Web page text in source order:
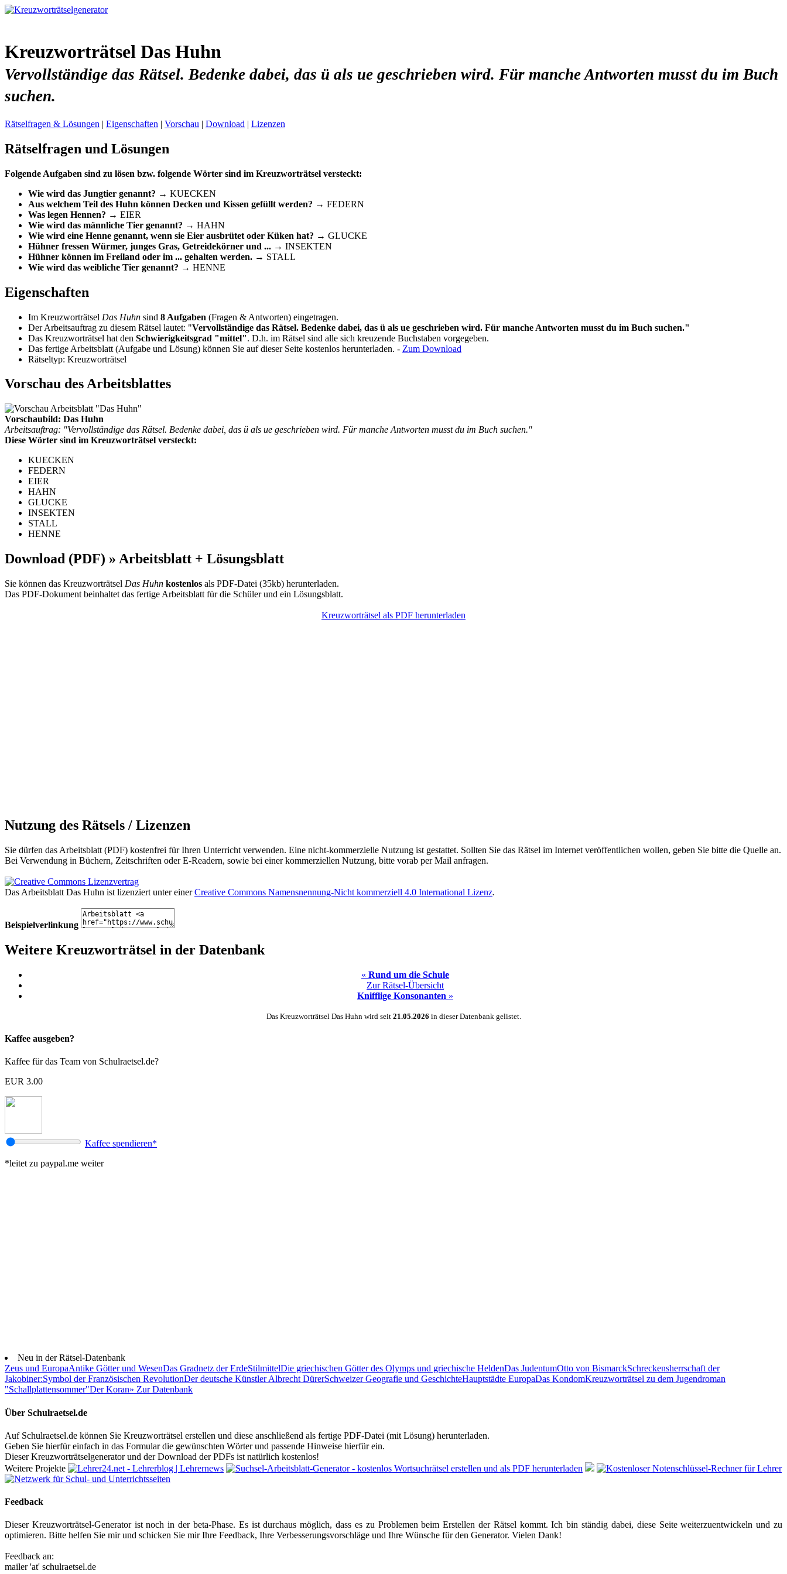
Kreuzworträtsel Das Huhn
Vervollständige das Rätsel. Bedenke dabei, das ü als ue geschrieben wird. Für manche Antworten musst du im Buch
suchen.
Rätselfragen & Lösungen | Eigenschaften | Vorschau | Download | Lizenzen
Rätselfragen und Lösungen
Folgende Aufgaben sind zu lösen bzw. folgende Wörter sind im Kreuzworträtsel versteckt:
Wie wird das Jungtier genannt? → KUECKEN
Aus welchem Teil des Huhn können Decken und Kissen gefüllt werden? → FEDERN
Was legen Hennen? → EIER
Wie wird das männliche Tier genannt? → HAHN
Wie wird eine Henne genannt, wenn sie Eier ausbrütet oder Küken hat? → GLUCKE
Hühner fressen Würmer, junges Gras, Getreidekörner und ... → INSEKTEN
Hühner können im Freiland oder im ... gehalten werden. → STALL
Wie wird das weibliche Tier genannt? → HENNE
Eigenschaften
Im Kreuzworträtsel Das Huhn sind 8 Aufgaben (Fragen & Antworten) eingetragen.
Der Arbeitsauftrag zu diesem Rätsel lautet: "Vervollständige das Rätsel. Bedenke dabei, das ü als ue geschrieben wird. Für manche Antworten musst du im Buch suchen."
Das Kreuzworträtsel hat den Schwierigkeitsgrad "mittel". D.h. im Rätsel sind alle sich kreuzende Buchstaben vorgegeben.
Das fertige Arbeitsblatt (Aufgabe und Lösung) können Sie auf dieser Seite kostenlos herunterladen. - Zum Download
Rätseltyp: Kreuzworträtsel
Vorschau des Arbeitsblattes
Vorschaubild: Das Huhn
Arbeitsauftrag: "Vervollständige das Rätsel. Bedenke dabei, das ü als ue geschrieben wird. Für manche Antworten musst du im Buch suchen."
Diese Wörter sind im Kreuzworträtsel versteckt:
KUECKEN
FEDERN
EIER
HAHN
GLUCKE
INSEKTEN
STALL
HENNE
Download (PDF) » Arbeitsblatt + Lösungsblatt
Sie können das Kreuzworträtsel Das Huhn kostenlos als PDF-Datei (35kb) herunterladen.
Das PDF-Dokument beinhaltet das fertige Arbeitsblatt für die Schüler und ein Lösungsblatt.
Kreuzworträtsel als PDF herunterladen
Nutzung des Rätsels / Lizenzen
Sie dürfen das Arbeitsblatt (PDF) kostenfrei für Ihren Unterricht verwenden. Eine nicht-kommerzielle Nutzung ist gestattet. Sollten Sie das Rätsel im Internet veröffentlichen wollen, geben Sie bitte die Quelle an.
Bei Verwendung in Büchern, Zeitschriften oder E-Readern, sowie bei einer kommerziellen Nutzung, bitte vorab per Mail anfragen.
Das Arbeitsblatt Das Huhn ist lizenziert unter einerCreative Commons Namensnennung-Nicht kommerziell 4.0 International Lizenz.
Beispielverlinkung
Weitere Kreuzworträtsel in der Datenbank
« Rund um die Schule
Zur Rätsel-Übersicht
Knifflige Konsonanten »
Das Kreuzworträtsel Das Huhn wird seit 21.05.2026 in dieser Datenbank gelistet.
Kaffee ausgeben?
Kaffee für das Team von Schulraetsel.de?
EUR 3.00
Kaffee spendieren*
*leitet zu paypal.me weiter
Neu in der Rätsel-Datenbank
Zeus und EuropaAntike Götter und WesenDas Gradnetz der ErdeStilmittelDie griechischen Götter des Olymps und griechische HeldenDas JudentumOtto von BismarckSchreckensherrschaft der
Jakobiner:Symbol der Französischen RevolutionDer deutsche Künstler Albrecht DürerSchweizer Geografie und GeschichteHauptstädte EuropaDas KondomKreuzworträtsel zu dem Jugendroman
"Schallplattensommer"Der Koran» Zur Datenbank
Über Schulraetsel.de
Auf Schulraetsel.de können Sie Kreuzworträtsel erstellen und diese anschließend als fertige PDF-Datei (mit Lösung) herunterladen.
Geben Sie hierfür einfach in das Formular die gewünschten Wörter und passende Hinweise hierfür ein.
Dieser Kreuzworträtselgenerator und der Download der PDFs ist natürlich kostenlos!
Weitere Projekte
Feedback
Dieser Kreuzworträtsel-Generator ist noch in der beta-Phase. Es ist durchaus möglich, dass es zu Problemen beim Erstellen der Rätsel kommt. Ich bin ständig dabei, diese Seite weiterzuentwickeln und zu
optimieren. Bitte helfen Sie mir und schicken Sie mir Ihre Feedback, Ihre Verbesserungsvorschläge und Ihre Wünsche für den Generator. Vielen Dank!
Feedback an:
mailer 'at' schulraetsel.de